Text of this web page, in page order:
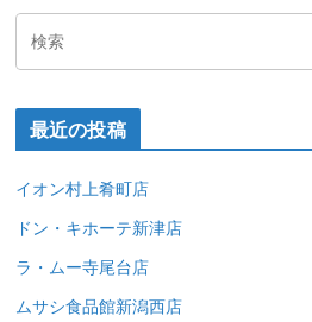
最近の投稿
イオン村上肴町店
ドン・キホーテ新津店
ラ・ムー寺尾台店
ムサシ食品館新潟西店